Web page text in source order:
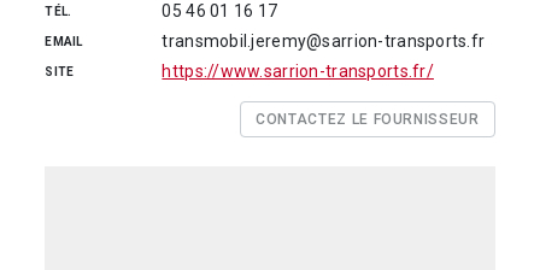
TÉL. 05 46 01 16 17
EMAIL transmobil.jeremy@sarrion-transports.fr
SITE https://www.sarrion-transports.fr/
CONTACTEZ LE FOURNISSEUR